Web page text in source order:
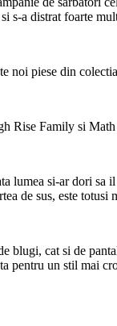
s-a distrat foarte
noi piese din
Rise Family si
lumea si-ar dori sa
de sus, este
blugi, cat si de
pentru un stil mai